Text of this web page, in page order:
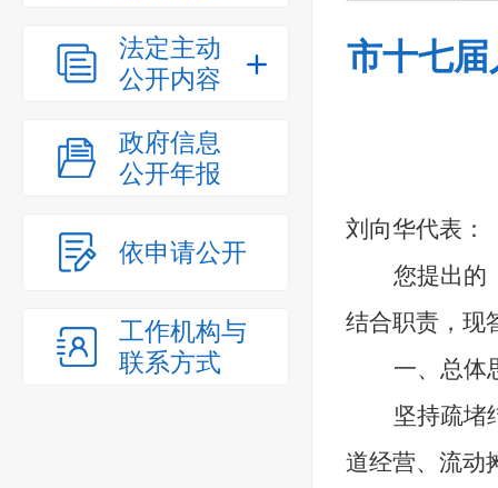
法定主动
公开内容
政府信息
公开年报
依申请公开
工作机构与
联系方式
市十七
刘向华代表：
您提出的
结合职责，现
一、总体
坚持疏堵
道经营、流动